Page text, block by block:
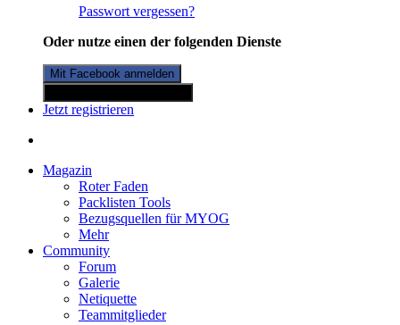
Passwort vergessen?
Oder nutze einen der folgenden Dienste
Mit Facebook anmelden
Jetzt registrieren
Magazin
Roter Faden
Packlisten Tools
Bezugsquellen für MYOG
Mehr
Community
Forum
Galerie
Netiquette
Teammitglieder